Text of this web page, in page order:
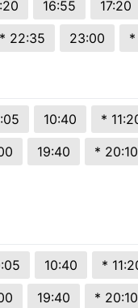
16:55 17:20
* 22:35 23:00 *
10:40 *
19:40 * 20:10
10:40 *
19:40 * 20:10